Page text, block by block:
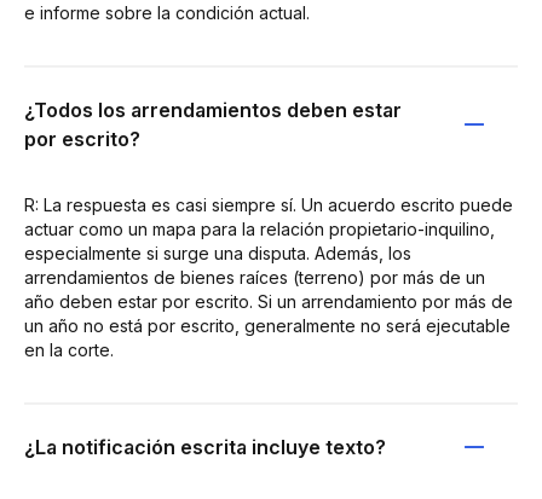
e informe sobre la condición actual.
¿Todos los arrendamientos deben estar
por escrito?
R: La respuesta es casi siempre sí. Un acuerdo escrito puede
actuar como un mapa para la relación propietario-inquilino,
especialmente si surge una disputa. Además, los
arrendamientos de bienes raíces (terreno) por más de un
año deben estar por escrito. Si un arrendamiento por más de
un año no está por escrito, generalmente no será ejecutable
en la corte.
¿La notificación escrita incluye texto?